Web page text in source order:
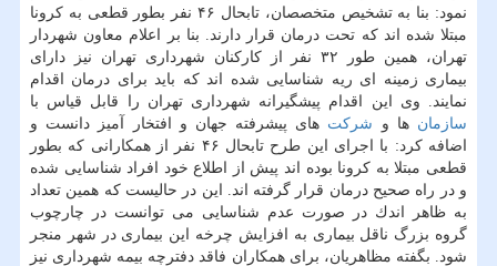
نمود: بنا به تشخیص متخصصان، تابحال ۴۶ نفر بطور قطعی به كرونا
مبتلا شده اند كه تحت درمان قرار دارند. بنا بر اعلام معاون شهردار
تهران، همین طور ۳۲ نفر از كاركنان شهرداری تهران نیز دارای
بیماری زمینه ای ریه شناسایی شده اند كه باید برای درمان اقدام
نمایند. وی این اقدام پیشگیرانه شهرداری تهران را قابل قیاس با
سازمان ها و شركت های پیشرفته جهان و افتخار آمیز دانست و
اضافه كرد: با اجرای این طرح تابحال ۴۶ نفر از همكارانی كه بطور
قطعی مبتلا به كرونا بوده اند پیش از اطلاع خود افراد شناسایی شده
و در راه صحیح درمان قرار گرفته اند. این در حالیست كه همین تعداد
به ظاهر اندك در صورت عدم شناسایی می توانست در چارچوب
گروه بزرگ ناقل بیماری به افزایش چرخه این بیماری در شهر منجر
شود. بگفته مظاهریان، برای همكاران فاقد دفترچه بیمه شهرداری نیز